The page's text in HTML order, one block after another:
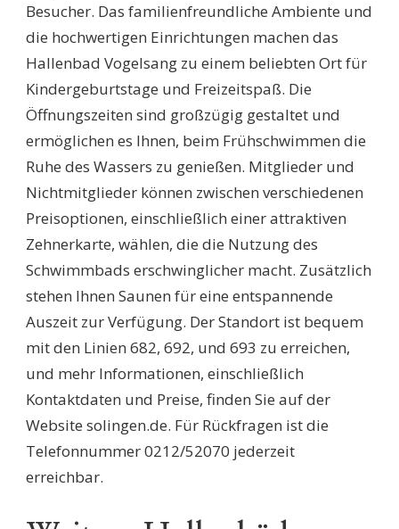
Besucher. Das familienfreundliche Ambiente und
die hochwertigen Einrichtungen machen das
Hallenbad Vogelsang zu einem beliebten Ort für
Kindergeburtstage und Freizeitspaß. Die
Öffnungszeiten sind großzügig gestaltet und
ermöglichen es Ihnen, beim Frühschwimmen die
Ruhe des Wassers zu genießen. Mitglieder und
Nichtmitglieder können zwischen verschiedenen
Preisoptionen, einschließlich einer attraktiven
Zehnerkarte, wählen, die die Nutzung des
Schwimmbads erschwinglicher macht. Zusätzlich
stehen Ihnen Saunen für eine entspannende
Auszeit zur Verfügung. Der Standort ist bequem
mit den Linien 682, 692, und 693 zu erreichen,
und mehr Informationen, einschließlich
Kontaktdaten und Preise, finden Sie auf der
Website solingen.de. Für Rückfragen ist die
Telefonnummer 0212/52070 jederzeit
erreichbar.